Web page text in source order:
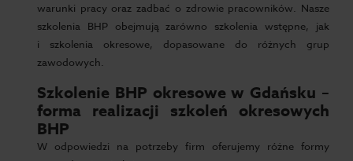
warunki pracy oraz zadbać o zdrowie pracowników. Nasze
szkolenia BHP obejmują zarówno szkolenia wstępne, jak
i szkolenia okresowe, dopasowane do różnych grup
zawodowych.
Szkolenie BHP okresowe w Gdańsku –
forma realizacji szkoleń okresowych
BHP
W odpowiedzi na potrzeby firm oferujemy różne formy